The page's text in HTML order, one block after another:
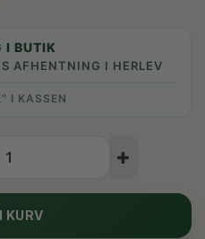
I BUTIK
AFHENTNING I HERLEV
I KASSEN
KURV